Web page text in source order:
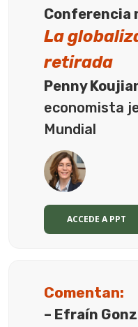
Conferencia
La
retirada
Penny
economista
Mundial
ACCEDE A PPT
Comentan:
– Efraín